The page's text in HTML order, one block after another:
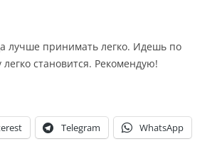
лучше принимать легко. Идешь по
становится. Рекомендую!
Telegram WhatsApp